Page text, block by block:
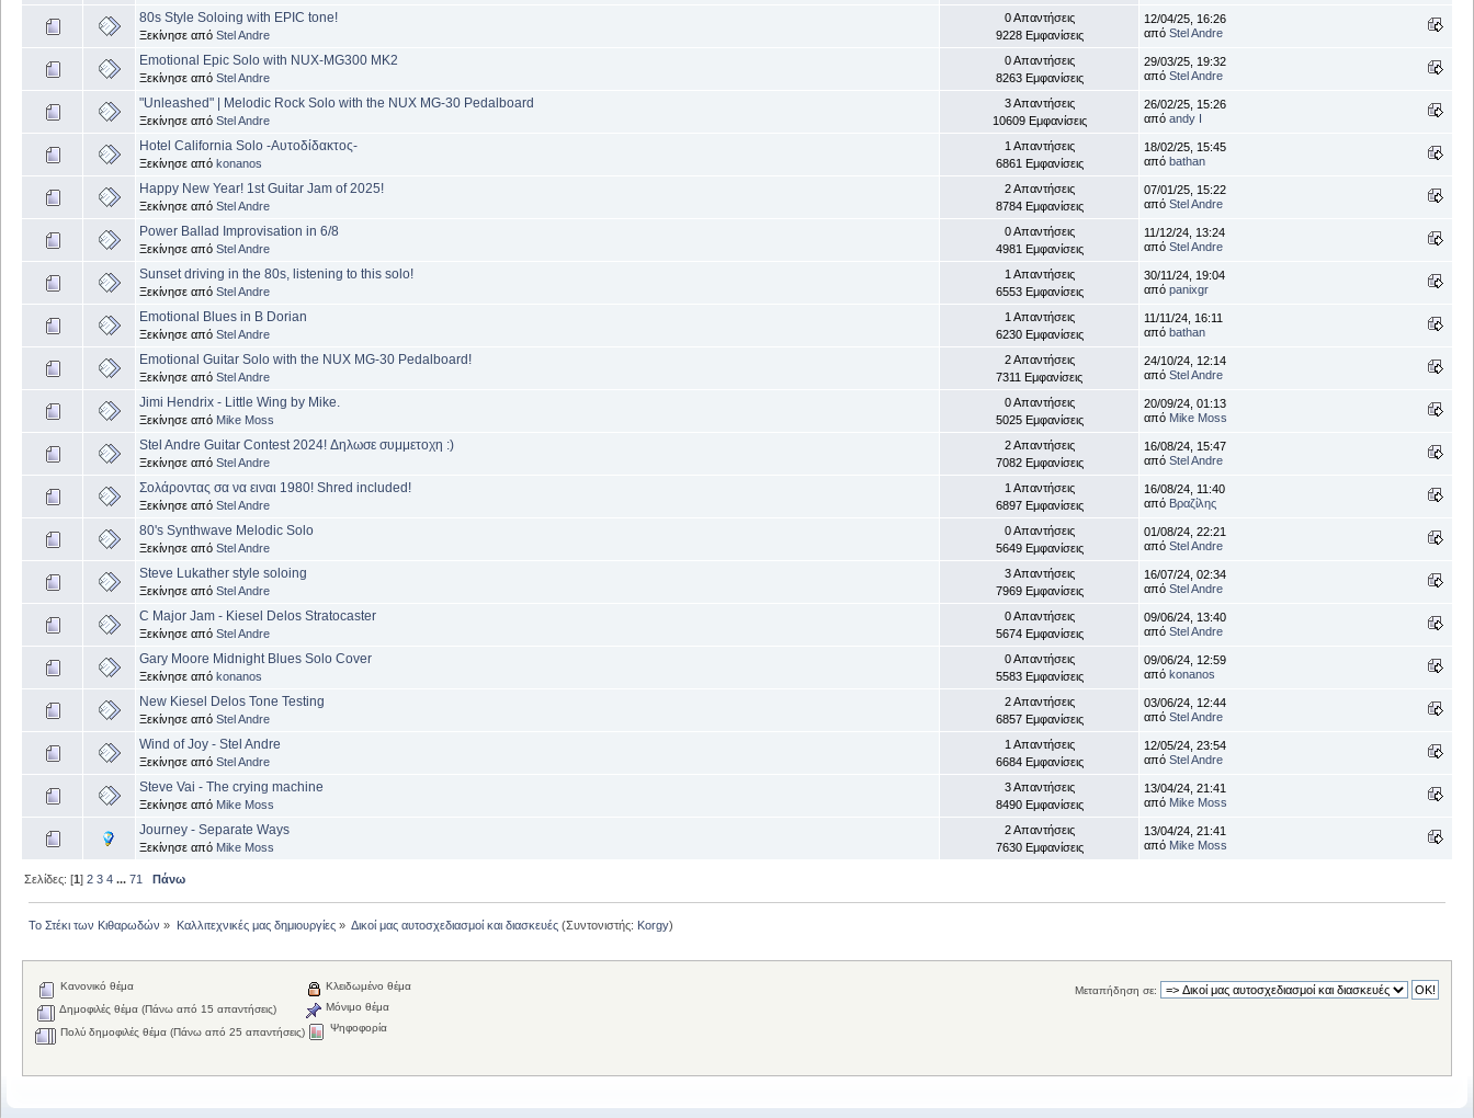
80s Style Soloing with EPIC tone!
Ξεκίνησε από Stel Andre
0 Απαντήσεις
9228 Εμφανίσεις
12/04/25, 16:26
από Stel Andre
Emotional Epic Solo with NUX-MG300 MK2
Ξεκίνησε από Stel Andre
0 Απαντήσεις
8263 Εμφανίσεις
29/03/25, 19:32
από Stel Andre
"Unleashed" | Melodic Rock Solo with the NUX MG-30 Pedalboard
Ξεκίνησε από Stel Andre
3 Απαντήσεις
10609 Εμφανίσεις
26/02/25, 15:26
από andy I
Hotel California Solo -Αυτοδίδακτος-
Ξεκίνησε από konanos
1 Απαντήσεις
6861 Εμφανίσεις
18/02/25, 15:45
από bathan
Happy New Year! 1st Guitar Jam of 2025!
Ξεκίνησε από Stel Andre
2 Απαντήσεις
8784 Εμφανίσεις
07/01/25, 15:22
από Stel Andre
Power Ballad Improvisation in 6/8
Ξεκίνησε από Stel Andre
0 Απαντήσεις
4981 Εμφανίσεις
11/12/24, 13:24
από Stel Andre
Sunset driving in the 80s, listening to this solo!
Ξεκίνησε από Stel Andre
1 Απαντήσεις
6553 Εμφανίσεις
30/11/24, 19:04
από panixgr
Emotional Blues in B Dorian
Ξεκίνησε από Stel Andre
1 Απαντήσεις
6230 Εμφανίσεις
11/11/24, 16:11
από bathan
Emotional Guitar Solo with the NUX MG-30 Pedalboard!
Ξεκίνησε από Stel Andre
2 Απαντήσεις
7311 Εμφανίσεις
24/10/24, 12:14
από Stel Andre
Jimi Hendrix - Little Wing by Mike.
Ξεκίνησε από Mike Moss
0 Απαντήσεις
5025 Εμφανίσεις
20/09/24, 01:13
από Mike Moss
Stel Andre Guitar Contest 2024! Δηλωσε συμμετοχη :)
Ξεκίνησε από Stel Andre
2 Απαντήσεις
7082 Εμφανίσεις
16/08/24, 15:47
από Stel Andre
Σολάροντας σα να ειναι 1980! Shred included!
Ξεκίνησε από Stel Andre
1 Απαντήσεις
6897 Εμφανίσεις
16/08/24, 11:40
από Βραζίλης
80's Synthwave Melodic Solo
Ξεκίνησε από Stel Andre
0 Απαντήσεις
5649 Εμφανίσεις
01/08/24, 22:21
από Stel Andre
Steve Lukather style soloing
Ξεκίνησε από Stel Andre
3 Απαντήσεις
7969 Εμφανίσεις
16/07/24, 02:34
από Stel Andre
C Major Jam - Kiesel Delos Stratocaster
Ξεκίνησε από Stel Andre
0 Απαντήσεις
5674 Εμφανίσεις
09/06/24, 13:40
από Stel Andre
Gary Moore Midnight Blues Solo Cover
Ξεκίνησε από konanos
0 Απαντήσεις
5583 Εμφανίσεις
09/06/24, 12:59
από konanos
New Kiesel Delos Tone Testing
Ξεκίνησε από Stel Andre
2 Απαντήσεις
6857 Εμφανίσεις
03/06/24, 12:44
από Stel Andre
Wind of Joy - Stel Andre
Ξεκίνησε από Stel Andre
1 Απαντήσεις
6684 Εμφανίσεις
12/05/24, 23:54
από Stel Andre
Steve Vai - The crying machine
Ξεκίνησε από Mike Moss
3 Απαντήσεις
8490 Εμφανίσεις
13/04/24, 21:41
από Mike Moss
Journey - Separate Ways
Ξεκίνησε από Mike Moss
2 Απαντήσεις
7630 Εμφανίσεις
13/04/24, 21:41
από Mike Moss
Σελίδες: [1]2 3 4 ...71 Πάνω
Το Στέκι των Κιθαρωδών » Καλλιτεχνικές μας δημιουργίες» Δικοί μας αυτοσχεδιασμοί και διασκευές(Συντονιστής: Korgy)
Μεταπήδηση σε:
Κανονικό θέμα
Δημοφιλές θέμα (Πάνω από 15 απαντήσεις)
Πολύ δημοφιλές θέμα (Πάνω από 25 απαντήσεις)
Κλειδωμένο θέμα
Μόνιμο θέμα
Ψηφοφορία